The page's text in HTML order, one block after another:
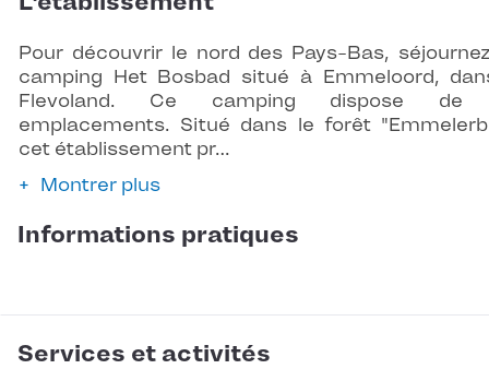
Pour découvrir le nord des Pays-Bas,
camping Het Bosbad situé à Emmeloord,
Flevoland. Ce camping dispose de
emplacements. Situé dans le forêt
cet établissement pr…
Montrer plus
Informations pratiques
Services et activités